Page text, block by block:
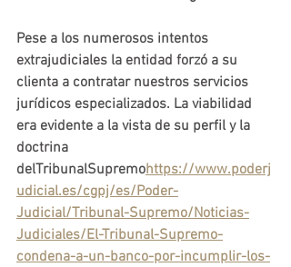
Pese a los numerosos intentos
extrajudiciales la entidad forzó a su
clienta a contratar nuestros servicios
jurídicos especializados. La viabilidad
era evidente a la vista de su perfil y la
doctrina
delTribunalSupremohttps://www.poderj
udicial.es/cgpj/es/Poder-
Judicial/Tribunal-Supremo/Noticias-
Judiciales/El-Tribunal-Supremo-
condena-a-un-banco-por-incumplir-los-